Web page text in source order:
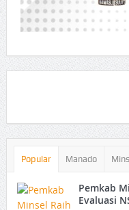
Popular Manado
Pemkab
Evaluasi